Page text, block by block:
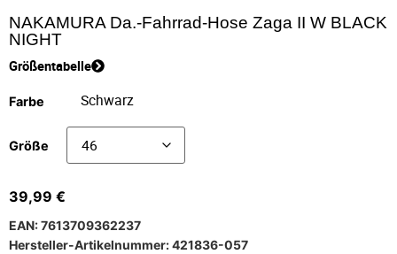
NAKAMURA Da.-Fahrrad-Hose Zaga II W BLACK
NIGHT
Größentabelle
Farbe
Größe
39,99 €
EAN: 7613709362237
Hersteller-Artikelnummer: 421836-057